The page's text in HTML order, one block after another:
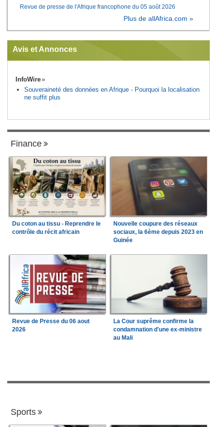
Revue de presse de l'Afrique francophone du 05 août 2026
Plus de allAfrica.com »
Avis et Annonces
InfoWire
Souveraineté des données en Afrique - Pourquoi la localisation
ne suffit plus
Finance
Du coton au tissu - Reprendre le
contrôle du récit africain
Nouvelle coupure des réseaux
sociaux, la 6ème depuis 2023 en
Guinée
Revue de Presse du 06 aout
2026
La Cour suprême confirme la
condamnation d'une ex-ministre
au Mali
Sports